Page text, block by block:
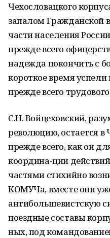
Чехословацкого
запалом Гражданской
части населения
прежде всего
надежда покончить с
короткое время успели
прежде всего
С.Н. Войцеховский,
революцию, остается в
прежде всего, как он
координа-ции
частями стихийно
КОМУЧа, вместе они
антибольшевистскую
поездные составы
ных, под